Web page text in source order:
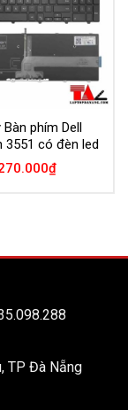
Bàn phím Dell
3551 có đèn led
₫
TP Đà Nẵng